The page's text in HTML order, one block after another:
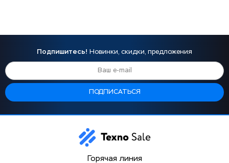
Подпишитесь! Новинки, скидки, предложения
Горячая линия